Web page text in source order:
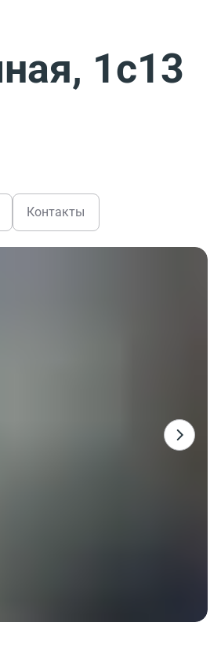
1с13
Контакты